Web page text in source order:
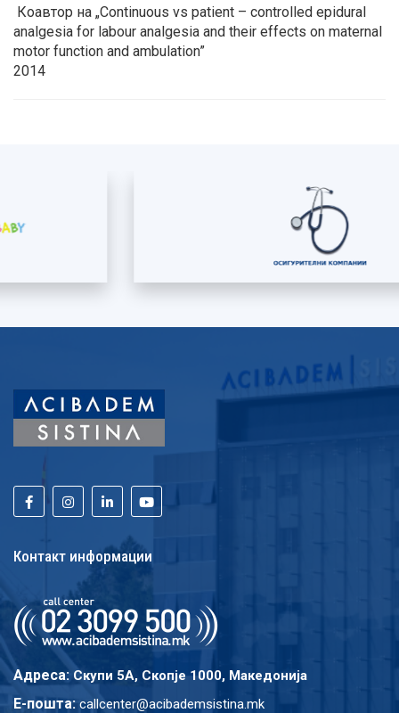
Коавтор на „Continuous vs patient – controlled epidural
analgesia for labour analgesia and their effects on maternal
motor function and ambulation”
2014
Контакт информации
Адреса: Скупи 5A, Скопје 1000, Македонија
E-пошта: callcenter@acibademsistina.mk